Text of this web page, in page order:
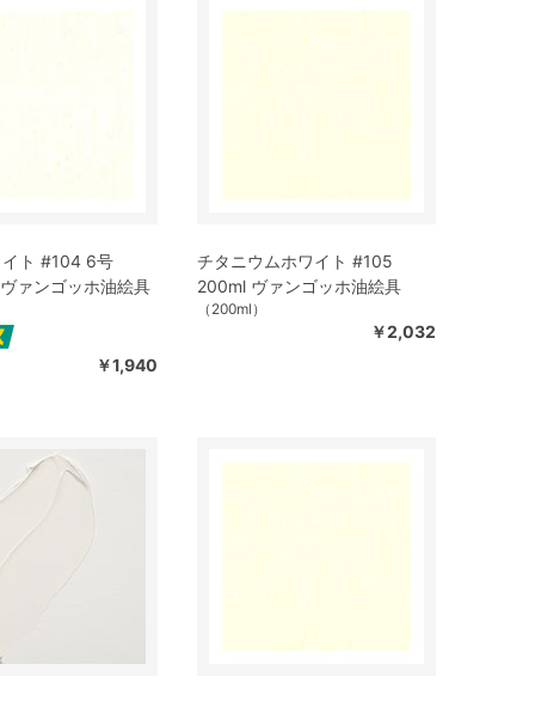
イト #104 6号
ァンゴッホ油絵具
￥1,940
チタニウムホワイト #105
200ml ヴァンゴッホ油絵具
（200ml）
￥2,032